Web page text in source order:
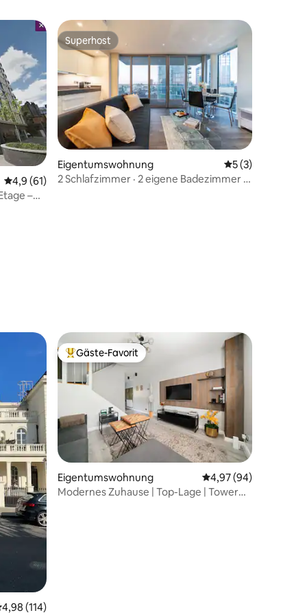
Durchschnittliche Bewertung: 4,9 von 5, 61 Bewertungen
4,9 (61)
–
Superhost
Superhost
Eigentumswohnung
5 (3)
2 Schlafzimmer · 2 eigene Badezimmer ·
Bewertungen
Bewertung: 4,98 von 5, 114 Bewertungen
4,98 (114)
Beliebter Gäste-Favorit.
Gäste-Favorit
Eigentumswohnung Durchschnittliche
4,97 (94)
Modernes Zuhause | Top-Lage | Tower